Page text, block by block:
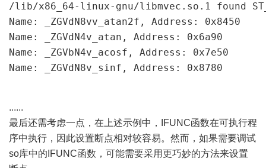
/lib/x86_64-linux-gnu/libmvec.so.1 found
Name: _ZGVdN8vv_atan2f, Address: 0x8450
Name: _ZGVdN4v_atan, Address: 0x6a90
Name: _ZGVbN4v_acosf, Address: 0x7e50
Name: _ZGVdN8v_sinf, Address: 0x8780
......
最后还需考虑一点，在上述示例中，IFUNC函数在可执行程
序中执行，因此设置断点相对较容易。然而，如果需要调试
so库中的IFUNC函数，可能需要采用更巧妙的方法来设置